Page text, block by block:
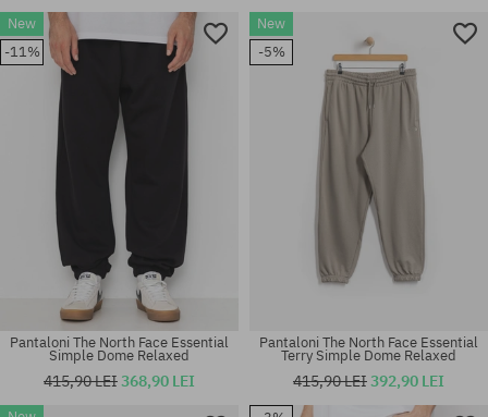
Mărimi existente:
M; L; XL
Mărimi existente:
S; M; L; XL
New
-11%
Pantaloni The North Face Essential
Simple Dome Relaxed
415,90 LEI368,90 LEI
New
-5%
Pantaloni The North Face Essential
Terry Simple Dome Relaxed
415,90 LEI392,90 LEI